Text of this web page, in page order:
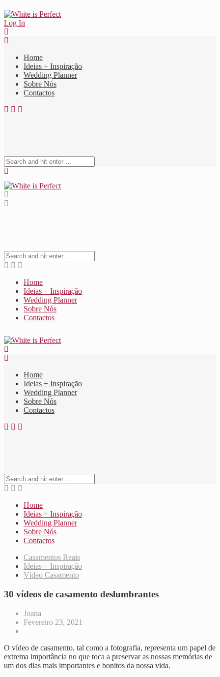
Log In
Home
Ideias + Inspiração
Wedding Planner
Sobre Nós
Contactos
Home
Ideias + Inspiração
Wedding Planner
Sobre Nós
Contactos
Home
Ideias + Inspiração
Wedding Planner
Sobre Nós
Contactos
Home
Ideias + Inspiração
Wedding Planner
Sobre Nós
Contactos
Casamentos Reais
Ideias + Inspiração
Vídeo Casamento
30 vídeos de casamento deslumbrantes
Joana
Fevereiro 23, 2021
O vídeo de casamento, tal como a fotografia, representa um papel de
extrema importância no que toca a preservar as nossas memórias de
um dos dias mais importantes e bonitos da nossa vida.